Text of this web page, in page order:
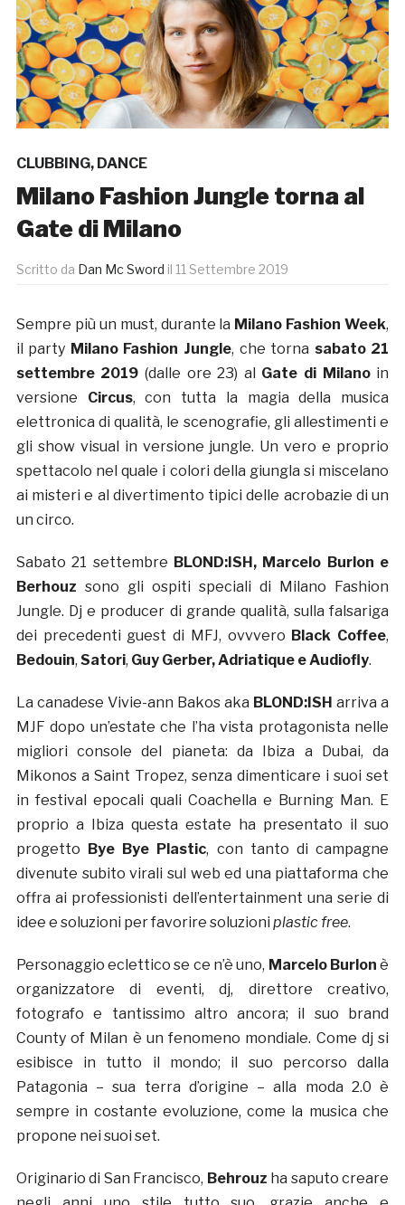
CLUBBING, DANCE
Milano Fashion Jungle torna al
Gate di Milano
Scritto da Dan Mc Sword il 11 Settembre 2019
Sempre più un must, durante la Milano Fashion Week,
il party Milano Fashion Jungle, che torna sabato 21
settembre 2019 (dalle ore 23) al Gate di Milanoin
versione Circus, con tutta la magia della musica
elettronica di qualità, le scenografie, gli allestimenti e
gli show visual in versione jungle. Un vero e proprio
spettacolo nel quale i colori della giungla si miscelano
ai misteri e al divertimento tipici delle acrobazie di un
un circo.
Sabato 21 settembre BLOND:ISH, Marcelo Burlon e
Berhouz sono gli ospiti speciali di Milano Fashion
Jungle. Dj e producer di grande qualità, sulla falsariga
dei precedenti guest di MFJ, ovvvero Black Coffee,
Bedouin, Satori, Guy Gerber, Adriatique e Audiofly.
La canadese Vivie-ann Bakos aka BLOND:ISHarriva a
MJF dopo un’estate che l’ha vista protagonista nelle
migliori console del pianeta: da Ibiza a Dubai, da
Mikonos a Saint Tropez, senza dimenticare i suoi set
in festival epocali quali Coachella e Burning Man. E
proprio a Ibiza questa estate ha presentato il suo
progetto
Bye Bye Plastic, con tanto di campagne
divenute subito virali sul web ed una piattaforma che
offra ai professionisti dell’entertainment una serie di
idee e soluzioni per favorire soluzioni plastic free.
Personaggio eclettico se ce n’è uno, Marcelo Burlon è
organizzatore di eventi, dj, direttore creativo,
fotografo e tantissimo altro ancora; il suo brand
County of Milan è un fenomeno mondiale. Come dj si
esibisce in tutto il mondo; il suo percorso dalla
Patagonia – sua terra d’origine – alla moda 2.0 è
sempre in costante evoluzione, come la musica che
propone nei suoi set.
Originario di San Francisco, Behrouz ha saputo creare